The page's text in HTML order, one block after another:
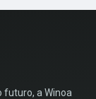
futuro, a Winoa